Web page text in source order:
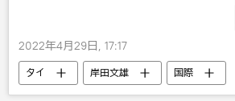
2022年4月29日, 17:17
タイ 岸田文雄 国際